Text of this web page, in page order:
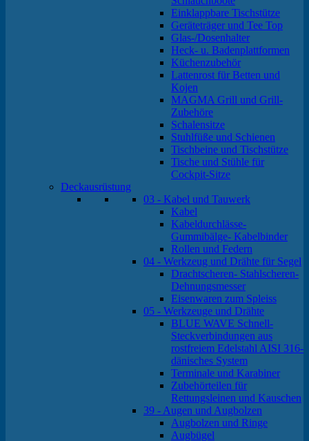
Einklappbare Tischstütze
Geräteträger und Tee Top
Glas-/Dosenhalter
Heck- u. Badenplattformen
Küchenzubehör
Lattenrost für Betten und
Kojen
MAGMA Grill und Grill-
Zubehöre
Schalensitze
Stuhlfüße und Schienen
Tischbeine und Tischstütze
Tische und Stühle für
Cockpit-Sitze
Deckausrüstung
03 - Kabel und Tauwerk
Kabel
Kabeldurchlässe-
Gummibälge- Kabelbinder
Rollen und Federn
04 - Werkzeug und Drähte für Segel
Drachtscheren- Stahlscheren-
Dehnungsmesser
Eisenwaren zum Spleiss
05 - Werkzeuge und Drähte
BLUE WAVE Schnell-
Steckverbindungen aus
rostfreiem Edelstahl AISI 316-
dänisches System
Terminale und Karabiner
Zubehörteilen für
Rettungsleinen und Kauschen
39 - Augen und Augbolzen
Augbolzen und Ringe
Augbügel